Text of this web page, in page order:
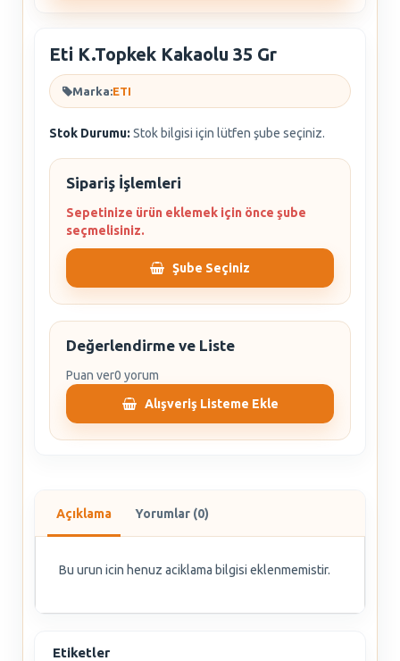
Eti K.Topkek Kakaolu 35 Gr
Marka:ETI
Stok Durumu: Stok bilgisi için lütfen şube seçiniz.
Sipariş İşlemleri
Sepetinize ürün eklemek için önce şube
seçmelisiniz.
Şube Seçiniz
Değerlendirme ve Liste
Puan ver0 yorum
Alışveriş Listeme Ekle
Açıklama Yorumlar (0)
Bu urun icin henuz aciklama bilgisi eklenmemistir.
Etiketler